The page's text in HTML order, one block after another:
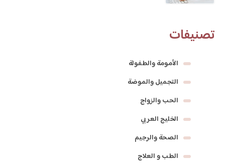
تصنيفات
الأمومة والطفولة
التجميل والموضة
الحب والزواج
الخليج العربي
الصحة والرجيم
الطب و العلاج